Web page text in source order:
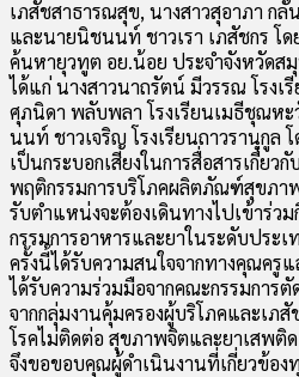
เภสัชสาธารณสุข, นางสาวสุอาภา กลั่
และนายนิชนนท์ ชาวเรา เภสัชกร โด
ค้นหายุวทูต อย.น้อย ประจำจังหวัดส
ได้แก่ นางสาวนาถรัตน์ มีวรรณ โรง
ศุภนิดา พลับพลา โรงเรียนเมธีชุณห
นนท์ ชาวเจริญ โรงเรียนถาวรานุกูล
เป็นกระบอกเสียงในการสื่อสารเกี่ย
พฤติกรรมการบริโภคผลิตภัณฑ์สุขภา
รับตำแหน่งจะต้องเดินทางไปเข้าร่ว
กรรมการอาหารและยาในระดับประเ
ครั้งนี้ได้รับความสนใจจากทางคุณครู
ได้รับความร่วมมือจากคณะกรรมการ
จากกลุ่มงานคุ้มครองผู้บริโภคและเภ
โรคไม่ติดต่อ สุขภาพจิตและยาเสพติ
จึงขอขอบคุณผู้ดำเนินงานที่เกี่ยวข้อง